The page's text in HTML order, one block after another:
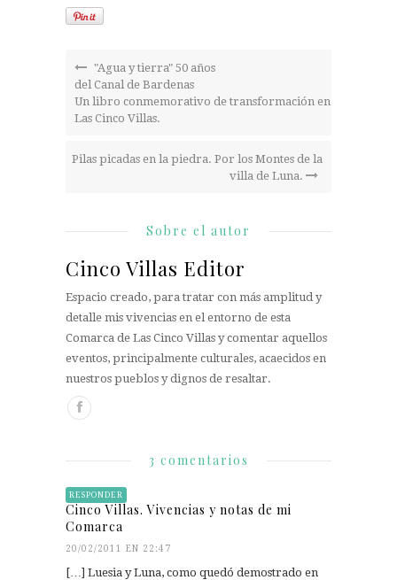
"Agua y tierra" 50 años
del Canal de Bardenas
Un libro conmemorativo de transformación en
Las Cinco Villas.
Pilas picadas en la piedra. Por los Montes de la
villa de Luna.
Sobre el autor
Cinco Villas Editor
Espacio creado, para tratar con más amplitud y
detalle mis vivencias en el entorno de esta
Comarca de Las Cinco Villas y comentar aquellos
eventos, principalmente culturales, acaecidos en
nuestros pueblos y dignos de resaltar.
3 comentarios
RESPONDER
Cinco Villas. Vivencias y notas de mi
Comarca
20/02/2011 EN 22:47
[…] Luesia y Luna, como quedó demostrado en